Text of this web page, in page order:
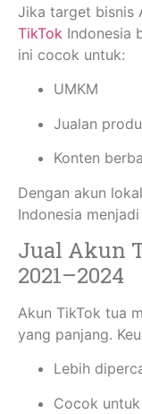
Jika target bisnis
TikTok Indonesia
ini cocok untuk:
UMKM
Jualan
Konten
Dengan akun
Indonesia
Jual Akun
2021–2024
Akun TikTok tua
yang panjang.
Lebih
Cocok